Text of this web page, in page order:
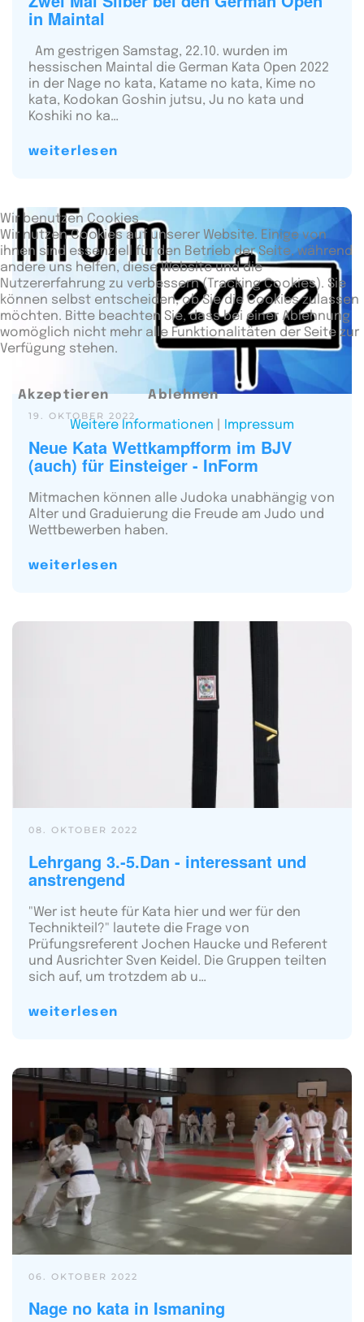
in Maintal
Am gestrigen Samstag, 22.10. wurden im
hessischen Maintal die German Kata Open 2022
in der Nage no kata, Katame no kata, Kime no
kata, Kodokan Goshin jutsu, Ju no kata und
Koshiki no ka…
weiterlesen
19. OKTOBER 2022
Neue Kata Wettkampfform im BJV
(auch) für Einsteiger - InForm
Mitmachen können alle Judoka unabhängig von
Alter und Graduierung die Freude am Judo und
Wettbewerben haben.
weiterlesen
08. OKTOBER 2022
Lehrgang 3.-5.Dan - interessant und
anstrengend
"Wer ist heute für Kata hier und wer für den
Technikteil?" lautete die Frage von
Prüfungsreferent Jochen Haucke und Referent
und Ausrichter Sven Keidel. Die Gruppen teilten
sich auf, um trotzdem ab u…
weiterlesen
06. OKTOBER 2022
Nage no kata in Ismaning
Wir benutzen Cookies
Wir nutzen Cookies auf unserer Website. Einige von
ihnen sind essenziell für den Betrieb der Seite, während
andere uns helfen, diese Website und die
Nutzererfahrung zu verbessern (Tracking Cookies). Sie
können selbst entscheiden, ob Sie die Cookies zulassen
möchten. Bitte beachten Sie, dass bei einer Ablehnung
womöglich nicht mehr alle Funktionalitäten der Seite zur
Verfügung stehen.
Akzeptieren Ablehnen
Weitere Informationen Impressum